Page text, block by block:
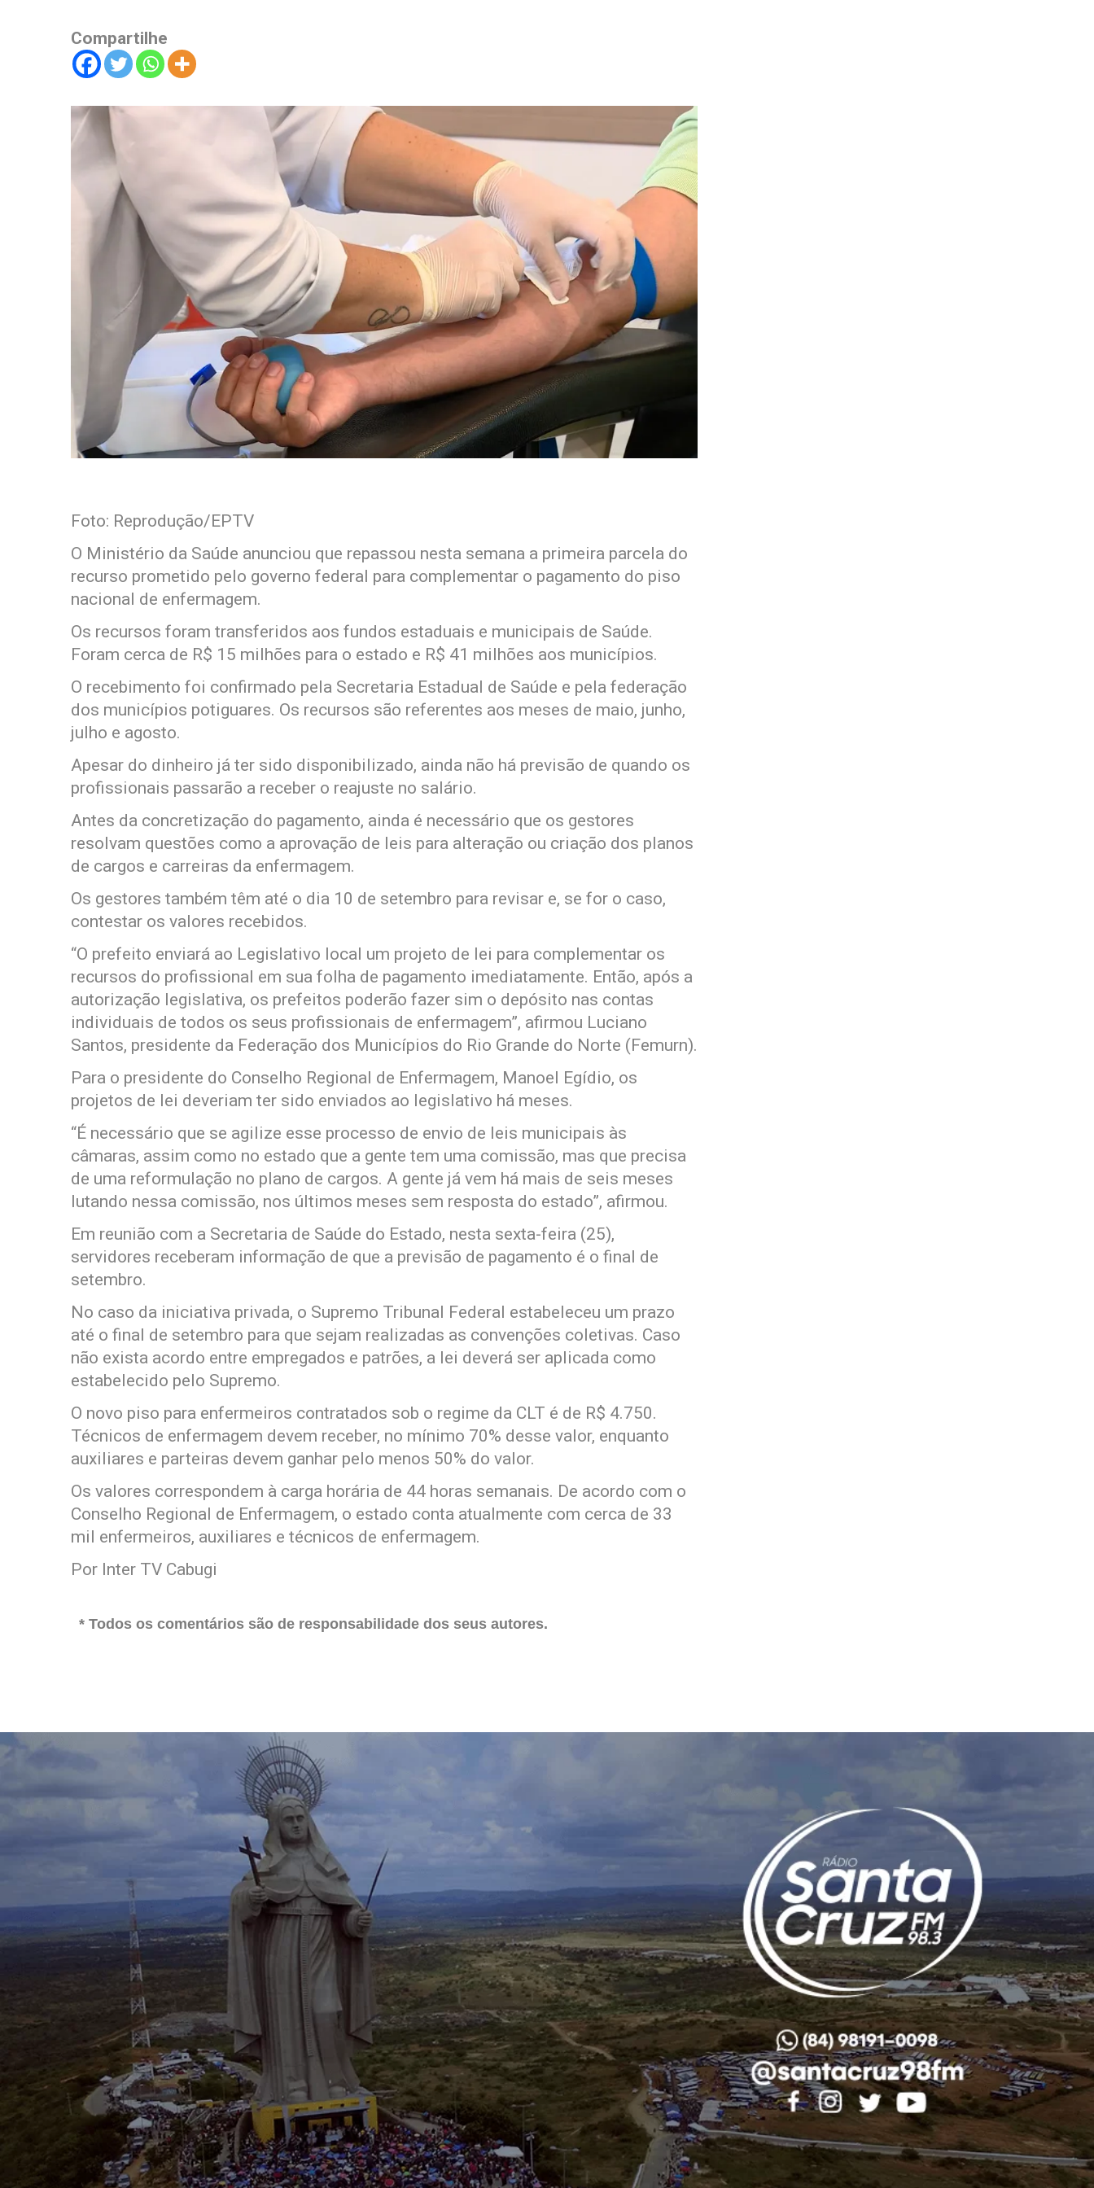
Compartilhe
Foto: Reprodução/EPTV
O Ministério da Saúde anunciou que repassou nesta semana a primeira parcela do
recurso prometido pelo governo federal para complementar o pagamento do piso
nacional de enfermagem.
Os recursos foram transferidos aos fundos estaduais e municipais de Saúde.
Foram cerca de R$ 15 milhões para o estado e R$ 41 milhões aos municípios.
O recebimento foi confirmado pela Secretaria Estadual de Saúde e pela federação
dos municípios potiguares. Os recursos são referentes aos meses de maio, junho,
julho e agosto.
Apesar do dinheiro já ter sido disponibilizado, ainda não há previsão de quando os
profissionais passarão a receber o reajuste no salário.
Antes da concretização do pagamento, ainda é necessário que os gestores
resolvam questões como a aprovação de leis para alteração ou criação dos planos
de cargos e carreiras da enfermagem.
Os gestores também têm até o dia 10 de setembro para revisar e, se for o caso,
contestar os valores recebidos.
“O prefeito enviará ao Legislativo local um projeto de lei para complementar os
recursos do profissional em sua folha de pagamento imediatamente. Então, após a
autorização legislativa, os prefeitos poderão fazer sim o depósito nas contas
individuais de todos os seus profissionais de enfermagem”, afirmou Luciano
Santos, presidente da Federação dos Municípios do Rio Grande do Norte (Femurn).
Para o presidente do Conselho Regional de Enfermagem, Manoel Egídio, os
projetos de lei deveriam ter sido enviados ao legislativo há meses.
“É necessário que se agilize esse processo de envio de leis municipais às
câmaras, assim como no estado que a gente tem uma comissão, mas que precisa
de uma reformulação no plano de cargos. A gente já vem há mais de seis meses
lutando nessa comissão, nos últimos meses sem resposta do estado”, afirmou.
Em reunião com a Secretaria de Saúde do Estado, nesta sexta-feira (25),
servidores receberam informação de que a previsão de pagamento é o final de
setembro.
No caso da iniciativa privada, o Supremo Tribunal Federal estabeleceu um prazo
até o final de setembro para que sejam realizadas as convenções coletivas. Caso
não exista acordo entre empregados e patrões, a lei deverá ser aplicada como
estabelecido pelo Supremo.
O novo piso para enfermeiros contratados sob o regime da CLT é de R$ 4.750.
Técnicos de enfermagem devem receber, no mínimo 70% desse valor, enquanto
auxiliares e parteiras devem ganhar pelo menos 50% do valor.
Os valores correspondem à carga horária de 44 horas semanais. De acordo com o
Conselho Regional de Enfermagem, o estado conta atualmente com cerca de 33
mil enfermeiros, auxiliares e técnicos de enfermagem.
Por Inter TV Cabugi
* Todos os comentários são de responsabilidade dos seus autores.